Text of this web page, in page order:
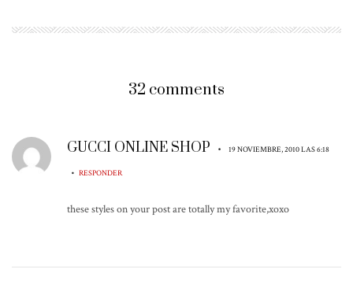
32 comments
GUCCI ONLINE SHOP • 19 NOVIEMBRE, 2010 LAS 6:18
• RESPONDER
these styles on your post are totally my favorite,xoxo